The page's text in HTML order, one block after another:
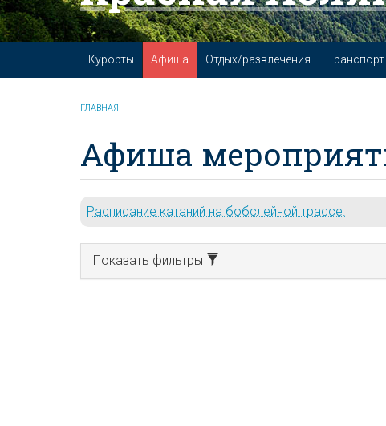
Курорты Афиша Отдых/развлечения Транспорт
ГЛАВНАЯ
Афиша
Расписание катаний на бобслейной трассе.
Показать фильтры